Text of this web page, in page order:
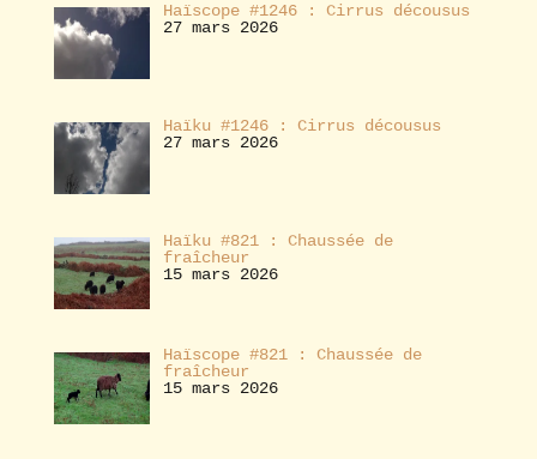
Haïscope #1246 : Cirrus décousus
27 mars 2026
Haïku #1246 : Cirrus décousus
27 mars 2026
Haïku #821 : Chaussée de
fraîcheur
15 mars 2026
Haïscope #821 : Chaussée de
fraîcheur
15 mars 2026